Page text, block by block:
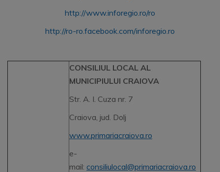
http://www.inforegio.ro/ro
http://ro-ro.facebook.com/inforegio.ro
CONSILIUL LOCAL AL
MUNICIPIULUI CRAIOVA
Str. A. I. Cuza nr. 7
Craiova, jud. Dolj
www.primariacraiova.ro
e-
mail: consiliulocal@primariacraiova.ro